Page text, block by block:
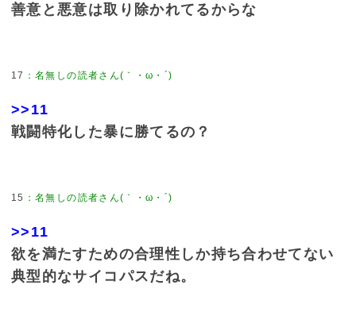
善意と悪意は取り除かれてるからな
17 ：名無しの読者さん(｀・ω・´)
>>11
戦闘特化した暴に勝てるの？
15 ：名無しの読者さん(｀・ω・´)
>>11
欲を満たすための合理性しか持ち合わせてない
典型的なサイコパスだね。